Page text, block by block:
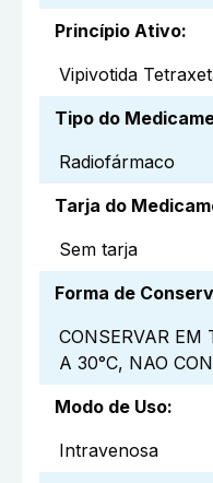
Princípio Ativo:
Vipivotida
Tipo do
Radiofármaco
Tarja do
Sem tarja
Forma de
CONSERVAR EM
A 30°C, NAO
Modo de Uso:
Intravenosa